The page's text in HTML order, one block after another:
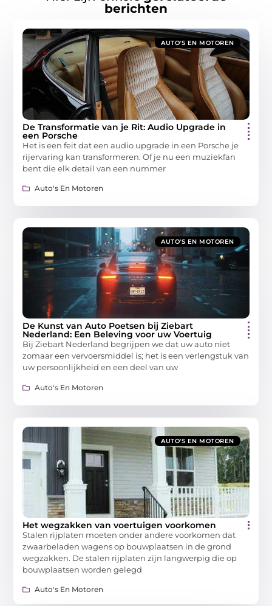
berichten
AUTO'S EN MOTOREN
De Transformatie van je Rit: Audio Upgrade in
een Porsche
Het is een feit dat een audio upgrade in een Porsche je
rijervaring kan transformeren. Of je nu een muziekfan
bent die elk detail van een nummer
Auto's En Motoren
AUTO'S EN MOTOREN
De Kunst van Auto Poetsen bij Ziebart
Nederland: Een Beleving voor uw Voertuig
Bij Ziebart Nederland begrijpen we dat uw auto niet
zomaar een vervoersmiddel is; het is een verlengstuk van
uw persoonlijkheid en een deel van uw
Auto's En Motoren
AUTO'S EN MOTOREN
Het wegzakken van voertuigen voorkomen
Stalen rijplaten moeten onder andere voorkomen dat
zwaarbeladen wagens op bouwplaatsen in de grond
wegzakken. De stalen rijplaten zijn langwerpig die op
bouwplaatsen worden gelegd
Auto's En Motoren